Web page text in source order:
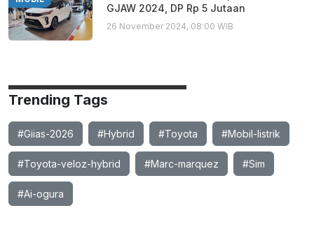
GJAW 2024, DP Rp 5 Jutaan
26 November 2024, 08:00 WIB
Trending Tags
#Giias-2026 #Hybrid #Toyota #Mobil-listrik
#Toyota-veloz-hybrid #Marc-marquez #Sim
#Ai-ogura